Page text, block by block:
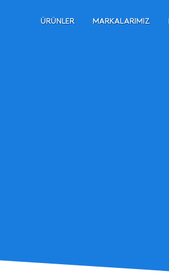
ÜRÜNLER MARKALARIMIZ